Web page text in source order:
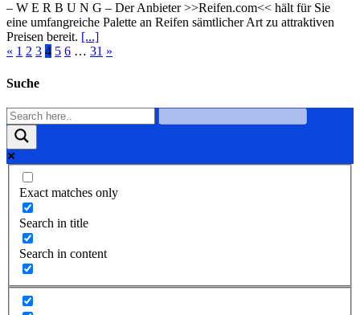
– W Ε R Β U Ν G – Der Anbieter >>Reifen.com<< hält für Sie
eine umfangreiche Palette an Reifen sämtlicher Art zu attraktiven
Preisen bereit. [...]
« 1 2 3 4 5 6 … 31 »
Suche
Exact matches only
Search in title
Search in content